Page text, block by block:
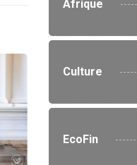
Afrique
Culture
EcoFin